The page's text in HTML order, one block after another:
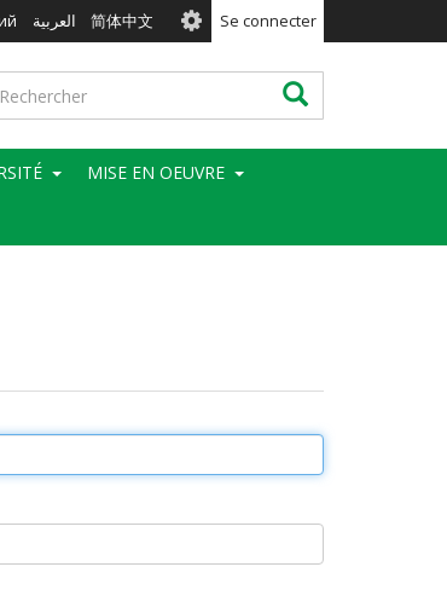
العربية 简体中文 User
account
menu
Se connecter
Rechercher
MISE EN OEUVRE